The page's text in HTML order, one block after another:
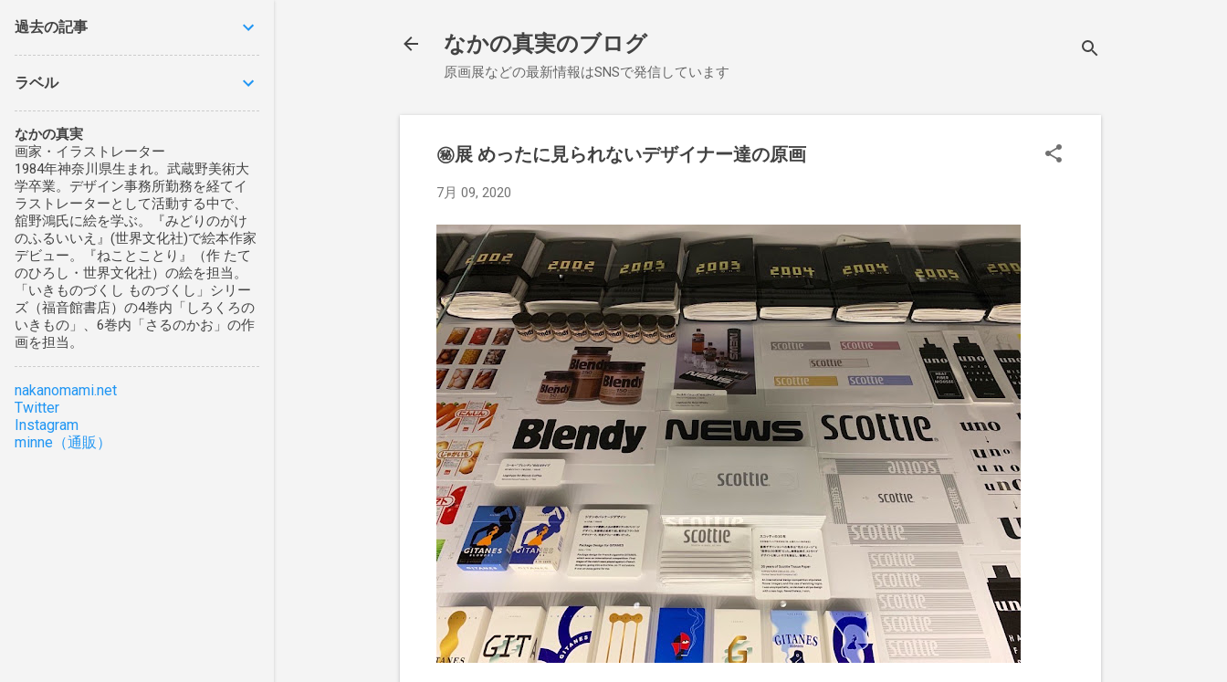
なかの真実のブログ
原画展などの最新情報はSNSで発信しています
㊙︎展 めったに見られないデザイナー達の原画
7月 09, 2020
過去の記事
ラベル
なかの真実
画家・イラストレーター
1984年神奈川県生まれ。武蔵野美術大
学卒業。デザイン事務所勤務を経てイ
ラストレーターとして活動する中で、
舘野鴻氏に絵を学ぶ。『みどりのがけ
のふるいいえ』(世界文化社)で絵本作家
デビュー。『ねことことり』（作 たて
のひろし・世界文化社）の絵を担当。
「いきものづくし ものづくし」シリー
ズ（福音館書店）の4巻内「しろくろの
いきもの」、6巻内「さるのかお」の作
画を担当。
nakanomami.net
Twitter
Instagram
minne（通販）